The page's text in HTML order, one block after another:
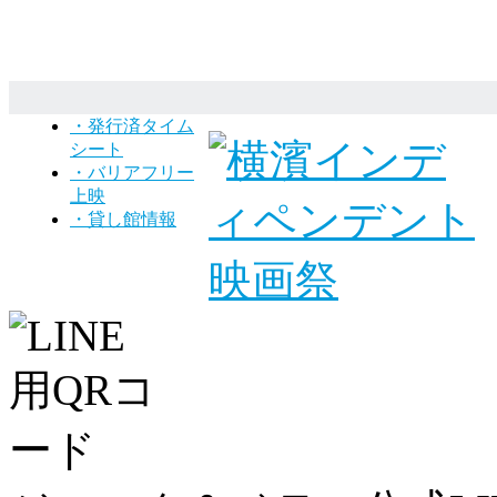
・発行済タイム
シート
・バリアフリー
上映
・貸し館情報